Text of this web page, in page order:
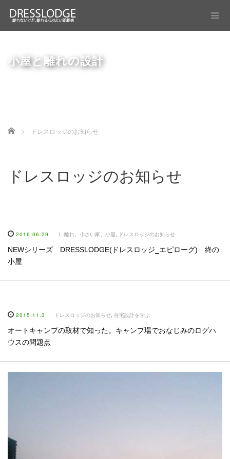
小屋と離れの設計
Home ドレスロッジのお知らせ
ドレスロッジのお知らせ
2016.06.29 1_離れ、小さい家、小屋 ドレスロッジのお知らせ
NEWシリーズ DRESSLODGE(ドレスロッジ_エピローグ) 終の
小屋
2015.11.3 ドレスロッジのお知らせ 住宅設計を学ぶ
オートキャンプの取材で知った。キャンプ場でおなじみのログハ
ウスの問題点